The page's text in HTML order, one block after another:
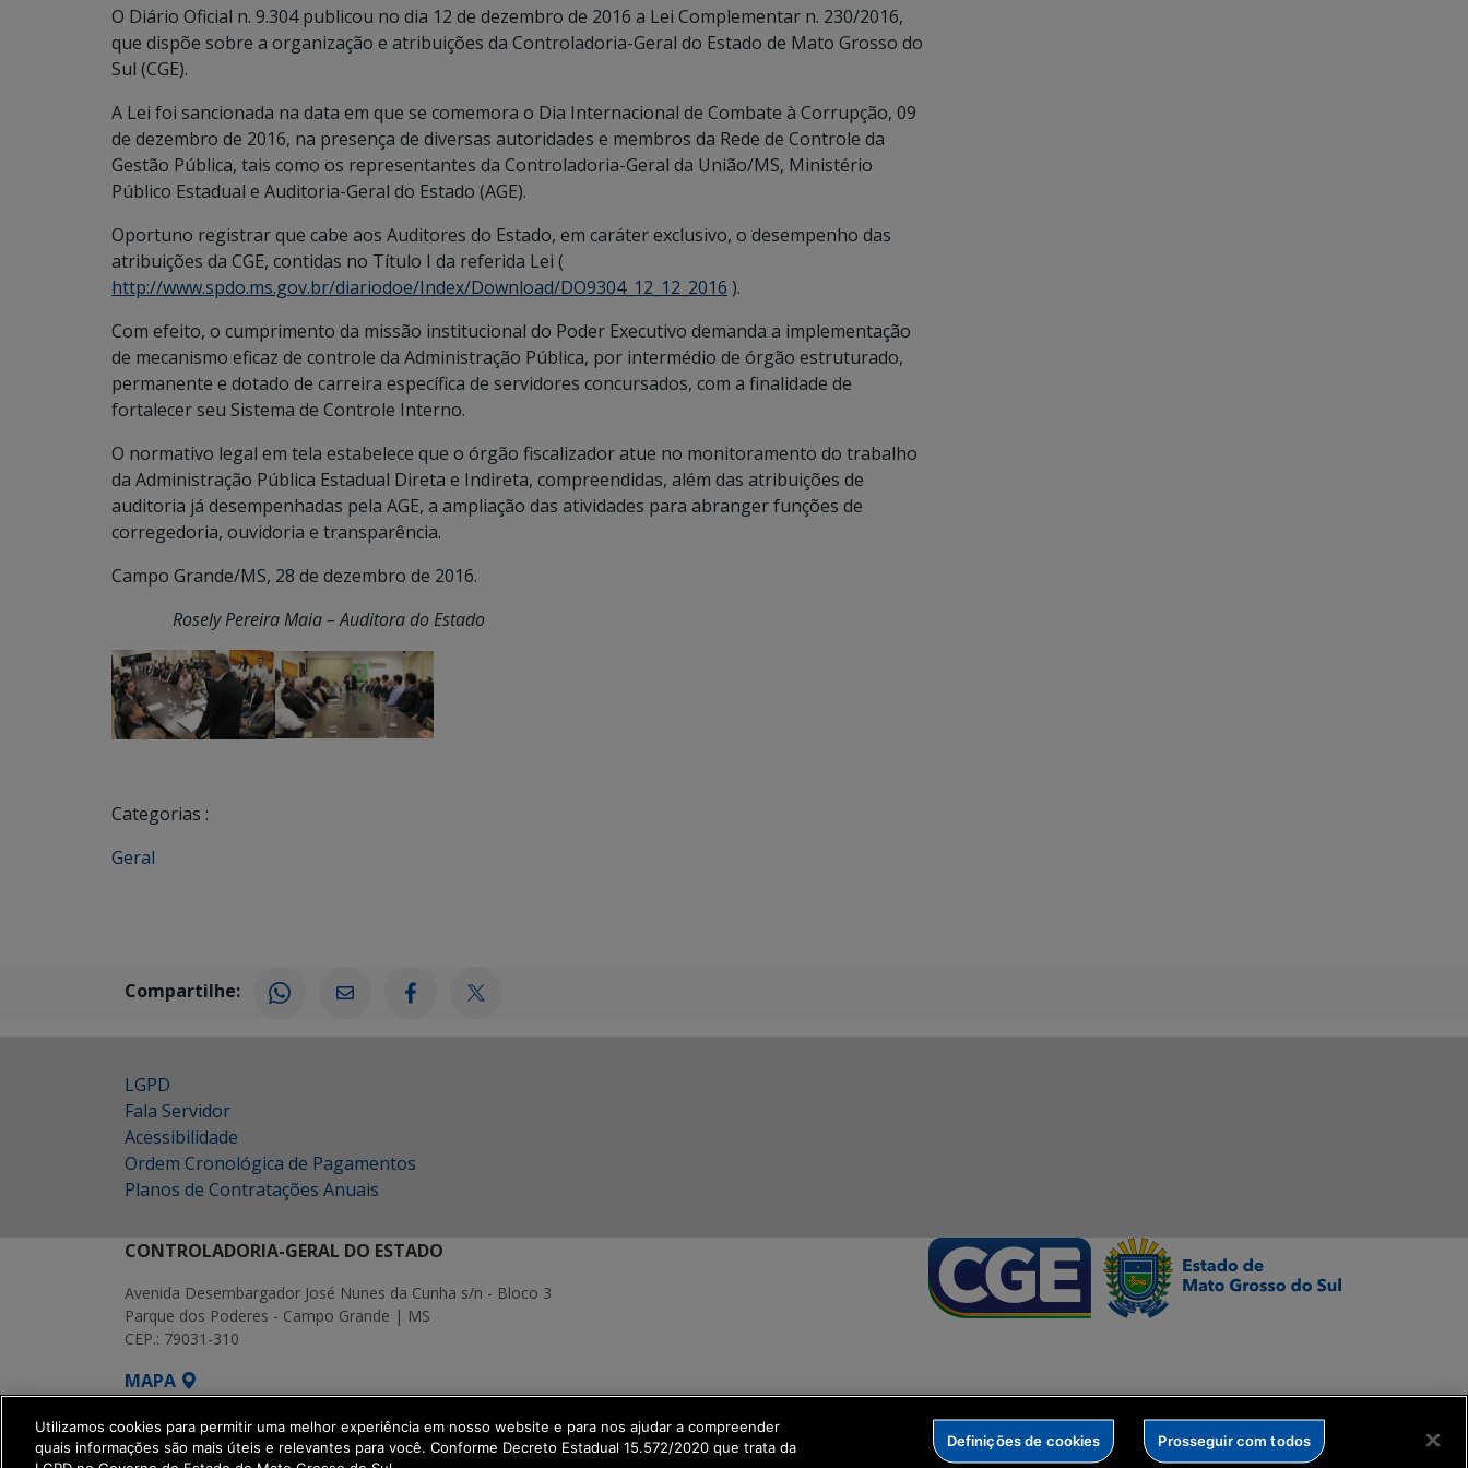
O Diário Oficial n. 9.304 publicou no dia 12 de dezembro de 2016 a Lei Complementar n. 230/2016,
que dispõe sobre a organização e atribuições da Controladoria-Geral do Estado de Mato Grosso do
Sul (CGE).
A Lei foi sancionada na data em que se comemora o Dia Internacional de Combate à Corrupção, 09
de dezembro de 2016, na presença de diversas autoridades e membros da Rede de Controle da
Gestão Pública, tais como os representantes da Controladoria-Geral da União/MS, Ministério
Público Estadual e Auditoria-Geral do Estado (AGE).
Oportuno registrar que cabe aos Auditores do Estado, em caráter exclusivo, o desempenho das
atribuições da CGE, contidas no Título I da referida Lei (
http://www.spdo.ms.gov.br/diariodoe/Index/Download/DO9304_12_12_2016 ).
Com efeito, o cumprimento da missão institucional do Poder Executivo demanda a implementação
de mecanismo eficaz de controle da Administração Pública, por intermédio de órgão estruturado,
permanente e dotado de carreira específica de servidores concursados, com a finalidade de
fortalecer seu Sistema de Controle Interno.
O normativo legal em tela estabelece que o órgão fiscalizador atue no monitoramento do trabalho
da Administração Pública Estadual Direta e Indireta, compreendidas, além das atribuições de
auditoria já desempenhadas pela AGE, a ampliação das atividades para abranger funções de
corregedoria, ouvidoria e transparência.
Campo Grande/MS, 28 de dezembro de 2016.
Rosely Pereira Maia – Auditora do Estado
Categorias :
Geral
Compartilhe:
LGPD
Fala Servidor
Acessibilidade
Ordem Cronológica de Pagamentos
Planos de Contratações Anuais
CONTROLADORIA-GERAL DO ESTADO
Avenida Desembargador José Nunes da Cunha s/n - Bloco 3
Parque dos Poderes - Campo Grande | MS
CEP.: 79031-310
MAPA
SETDIG | Secretaria-Executiva de Transformação Digital
Utilizamos cookies para permitir uma melhor experiência em nosso website e para nos ajudar a compreender
quais informações são mais úteis e relevantes para você. Conforme Decreto Estadual 15.572/2020 que trata da
Definições de cookies Prosseguir com todos